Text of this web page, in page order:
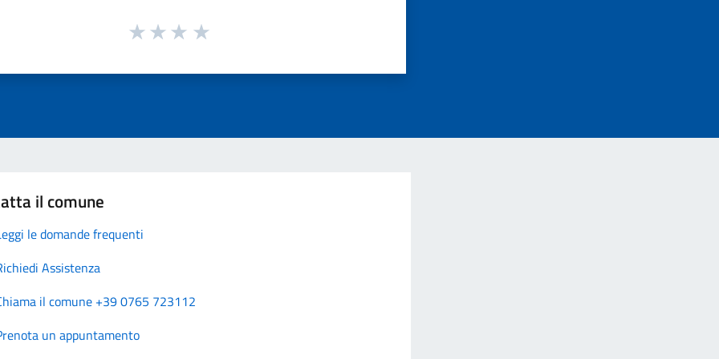
il comune
le domande frequenti
Assistenza
il comune +39 0765 723112
un appuntamento